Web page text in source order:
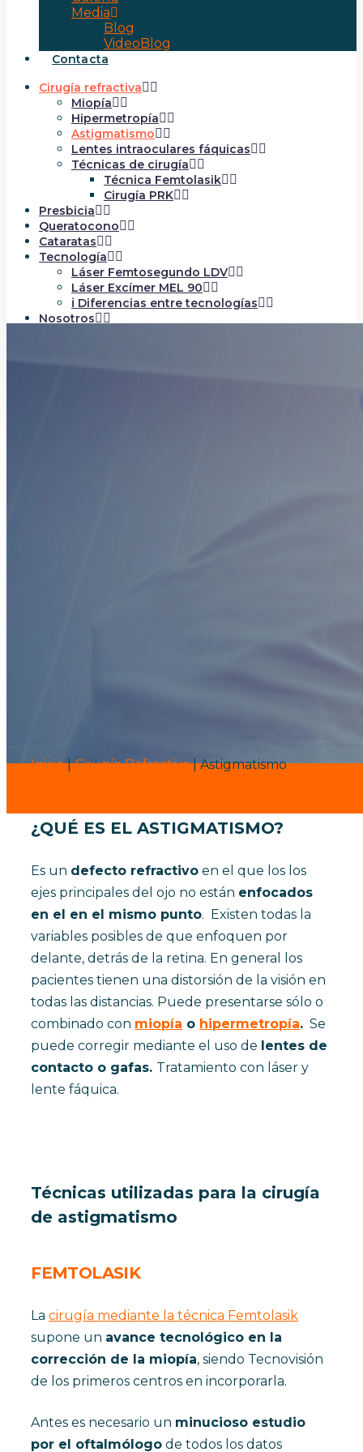
Media
Blog
VideoBlog
Contacta
Cirugía refractiva
Miopía
Hipermetropía
Astigmatismo
Lentes intraoculares fáquicas
Técnicas de cirugía
Técnica Femtolasik
Cirugía PRK
Presbicia
Queratocono
Cataratas
Tecnología
Láser Femtosegundo LDV
Láser Excímer MEL 90
ℹ️ Diferencias entre tecnologías
Nosotros
Astigmatismo
Inicio|Cirugía Refractiva |Astigmatismo
¿QUÉ ES ELASTIGMATISMO?
Es un defecto refractivo en el que los los
ejes principales del ojo no están enfocados
en el en el mismo punto. Existen todas la
variables posibles de que enfoquen por
delante, detrás de la retina. En general los
pacientes tienen una distorsión de la visión en
todas las distancias. Puede presentarse sólo o
combinado con miopía o hipermetropía. Se
puede corregir mediante el uso de lentes de
contacto o gafas. Tratamiento con láser y
lente fáquica.
Técnicas utilizadas para la cirugía
de astigmatismo
FEMTOLASIK
Lacirugía mediante la técnica Femtolasik
supone un avance tecnológico en la
corrección de la miopía, siendo Tecnovisión
de los primeros centros en incorporarla.
Antes es necesario un minucioso estudio
por el oftalmólogo de todos los datos